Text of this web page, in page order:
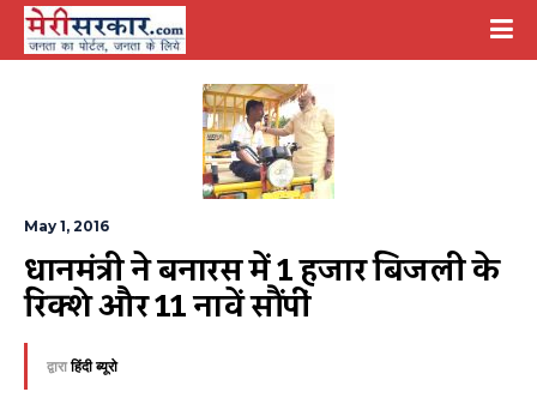
May 1, 2016
प्रधानमंत्री ने बनारस में 1 हजार बिजली के
रिक्शे और 11 नावें सौंपीं
द्वाराहिंदी ब्यूरो